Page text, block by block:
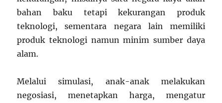
bahan baku tetapi kekurangan produk
teknologi, sementara negara lain memiliki
produk teknologi namun minim sumber daya
alam.
Melalui simulasi, anak-anak melakukan
negosiasi, menetapkan harga, mengatur